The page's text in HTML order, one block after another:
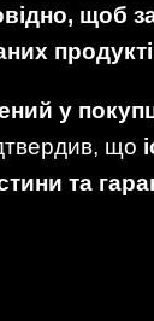
щоб
у
що
та